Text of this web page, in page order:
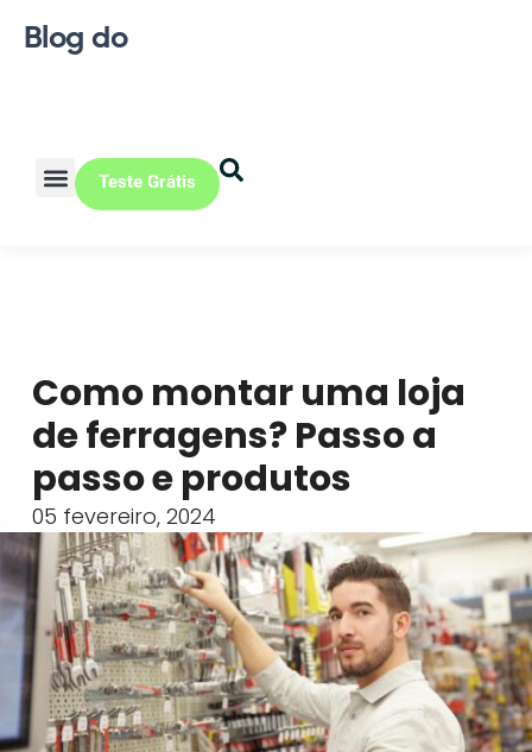
Blog do
Teste Grátis
Como montar uma loja
de ferragens? Passo a
passo e produtos
05 fevereiro, 2024